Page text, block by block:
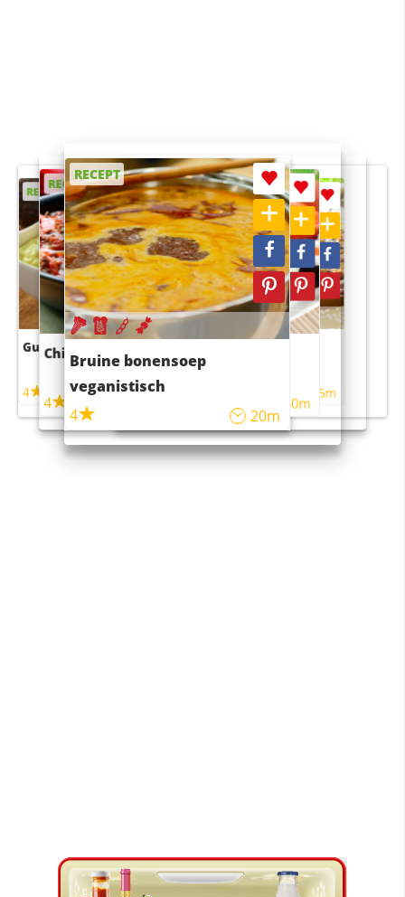
RECEPT
Guacamole
4
RECEPT
Chili con carne
4 45m
RECEPT
Bruine bonensoep
veganistisch
4
20m
RECEPT
Sushi rijstsalade
maaltijdsalade
40m
RECEPT
4 55m